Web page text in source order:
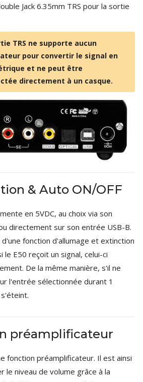
Jack 6.35mm TRS pour la sortie
TRS ne supporte aucun
pour convertir le signal en
et ne peut être
directement à un casque.
& Auto ON/OFF
en 5VDC, au choix via son
directement sur son entrée USB-B.
fonction d'allumage et extinction
le E50 reçoit un signal, celui-ci
De la même manière, s'il ne
l'entrée sélectionnée durant 1
préamplificateur
fonction préamplificateur. Il est ainsi
le niveau de volume grâce à la